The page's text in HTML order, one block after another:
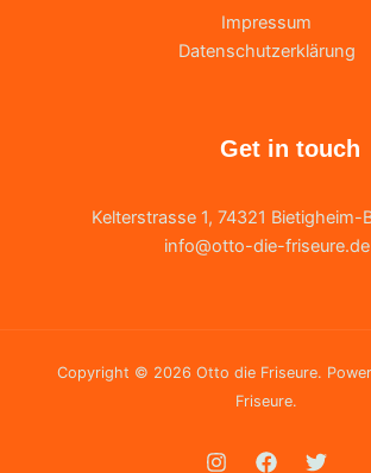
Impressum
Datenschutzerklärung
Get in touch
Kelterstrasse 1, 74321 Bietigheim-
info@otto-die-friseure.de
Copyright © 2026 Otto die Friseure.
Friseure.